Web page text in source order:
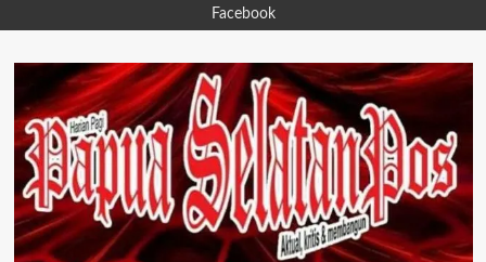
content
Facebook